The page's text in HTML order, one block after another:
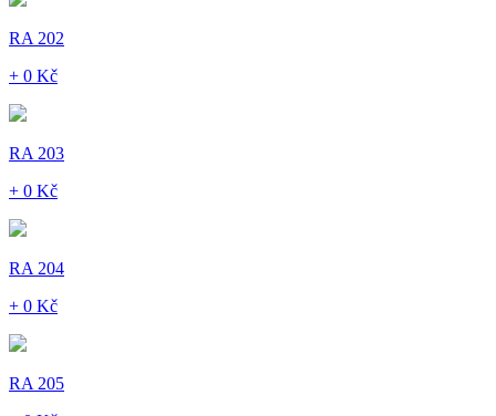
RA 202
+ 0 Kč
RA 203
+ 0 Kč
RA 204
+ 0 Kč
RA 205